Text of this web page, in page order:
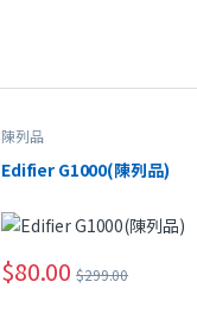
陳列品
Edifier G1000(陳列品)
$80.00 $299.00